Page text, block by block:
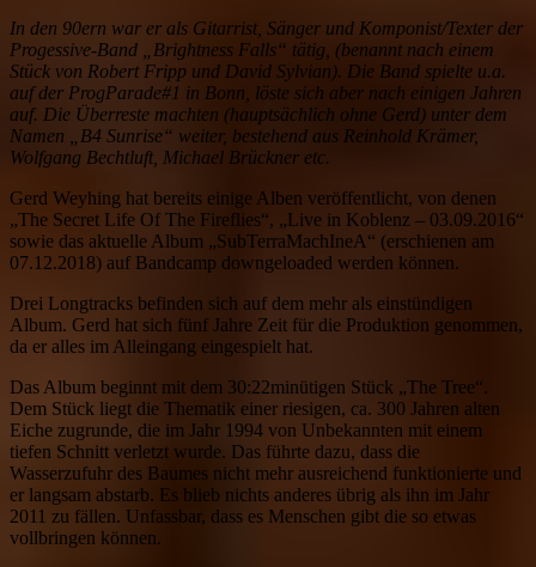
In den 90ern war er als Gitarrist, Sänger und Komponist/Texter der
Progessive-Band „Brightness Falls“ tätig, (benannt nach einem
Stück von Robert Fripp und David Sylvian). Die Band spielte u.a.
auf der ProgParade#1 in Bonn, löste sich aber nach einigen Jahren
auf. Die Überreste machten (hauptsächlich ohne Gerd) unter dem
Namen „B4 Sunrise“ weiter, bestehend aus Reinhold Krämer,
Wolfgang Bechtluft, Michael Brückner etc.
Gerd Weyhing hat bereits einige Alben veröffentlicht, von denen
„The Secret Life Of The Fireflies“, „Live in Koblenz – 03.09.2016“
sowie das aktuelle Album „SubTerraMachIneA“ (erschienen am
07.12.2018) auf Bandcamp downgeloaded werden können.
Drei Longtracks befinden sich auf dem mehr als einstündigen
Album. Gerd hat sich fünf Jahre Zeit für die Produktion genommen,
da er alles im Alleingang eingespielt hat.
Das Album beginnt mit dem 30:22minütigen Stück „The Tree“.
Dem Stück liegt die Thematik einer riesigen, ca. 300 Jahren alten
Eiche zugrunde, die im Jahr 1994 von Unbekannten mit einem
tiefen Schnitt verletzt wurde. Das führte dazu, dass die
Wasserzufuhr des Baumes nicht mehr ausreichend funktionierte und
er langsam abstarb. Es blieb nichts anderes übrig als ihn im Jahr
2011 zu fällen. Unfassbar, dass es Menschen gibt die so etwas
vollbringen können.